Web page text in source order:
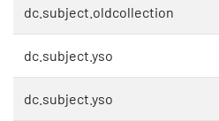
dc.subject.oldcollection
dc.subject.yso
dc.subject.yso